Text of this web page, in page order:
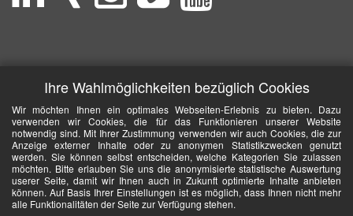
Ihre Wahlmöglichkeiten bezüglich Cookies
Wir möchten Ihnen ein optimales Webseiten-Erlebnis zu bieten. Dazu
verwenden wir Cookies, die für das Funktionieren unserer Website
notwendig sind. Mit Ihrer Zustimmung verwenden wir auch Cookies, die zur
Anzeige externer Inhalte oder zu anonymen Statistikzwecken genutzt
werden. Sie können selbst entscheiden, welche Kategorien Sie zulassen
möchten. Bitte erlauben Sie uns die anonymisierte statistische Auswertung
userer Seite, damit wir Ihnen auch in Zukunft optimierte Inhalte anbieten
können. Auf Basis Ihrer Einstellungen ist es möglich, dass Ihnen nicht mehr
alle Funktionalitäten der Seite zur Verfügung stehen.